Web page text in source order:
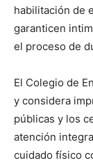
habilitación de
garanticen
el proceso de
El Colegio de
y considera
públicas y los
atención
cuidado físico